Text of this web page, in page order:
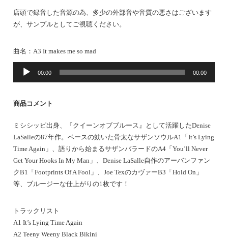
店頭で録音した音源の為、多少の外部音や音質の悪さはございます
が、サンプルとしてご視聴ください。
曲名： A3 It makes me so mad
音
ー
00:00 00:00
商品コメント
ミシシッピ出身、『クイーンオブブルース』として活躍したDenise
LaSalleの87年作。ベースの効いた骨太なサザンソウルA1「It’s Lying
Time Again」、語りから始まるサザンバラードのA4「You’ll Never
Get Your Hooks In My Man」、Denise LaSalle自作のアーバンファン
クB1「Footprints Of A Fool」、Joe TexのカヴァーB3「Hold On」
等、ブルージーな仕上がりの1枚です！
トラックリスト
A1 It’s Lying Time Again
A2 Teeny Weeny Black Bikini